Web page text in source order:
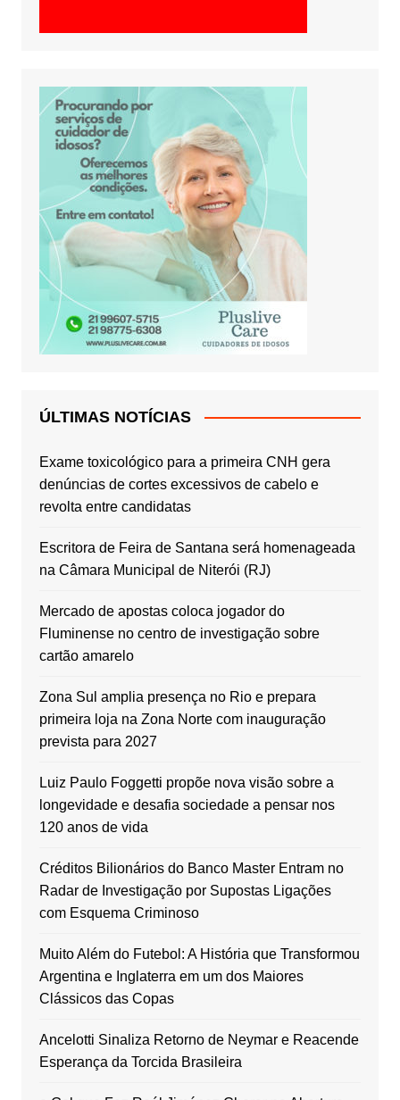
ÚLTIMAS NOTÍCIAS
Exame toxicológico para a primeira CNH gera
denúncias de cortes excessivos de cabelo e
revolta entre candidatas
Escritora de Feira de Santana será homenageada
na Câmara Municipal de Niterói (RJ)
Mercado de apostas coloca jogador do
Fluminense no centro de investigação sobre
cartão amarelo
Zona Sul amplia presença no Rio e prepara
primeira loja na Zona Norte com inauguração
prevista para 2027
Luiz Paulo Foggetti propõe nova visão sobre a
longevidade e desafia sociedade a pensar nos
120 anos de vida
Créditos Bilionários do Banco Master Entram no
Radar de Investigação por Supostas Ligações
com Esquema Criminoso
Muito Além do Futebol: A História que Transformou
Argentina e Inglaterra em um dos Maiores
Clássicos das Copas
Ancelotti Sinaliza Retorno de Neymar e Reacende
Esperança da Torcida Brasileira